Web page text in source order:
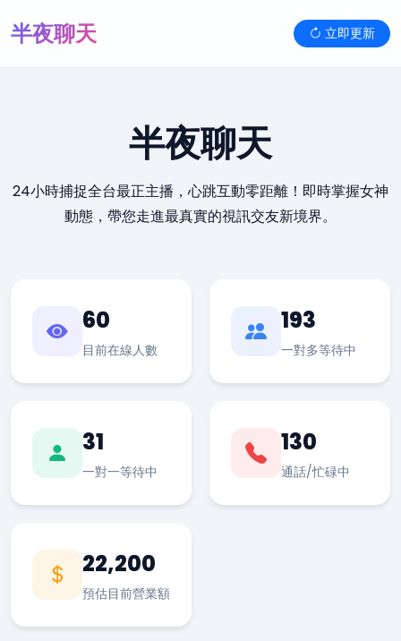
半夜聊天 立即更新
半夜聊天
24小時捕捉全台最正主播，心跳互動零距離！即時掌握女神
動態，帶您走進最真實的視訊交友新境界。
60
目前在線人數
193
一對多等待中
31
一對一等待中
130
通話/忙碌中
22,200
預估目前營業額